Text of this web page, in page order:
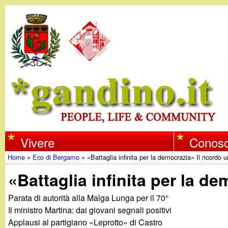
w
w
w
.
Vivere
Tu
sei
qui
Home » Eco di Bergamo » «Battaglia infinita per la democrazia» Il ricordo
«Battaglia infinita per la
Parata di autorità alla Malga Lunga per il 70°
Il ministro Martina: dai giovani segnali positivi
Applausi al partigiano «Leprotto» di Castro